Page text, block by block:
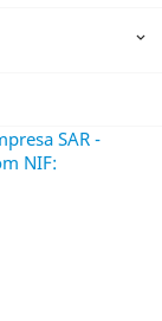

SAR -
NIF: